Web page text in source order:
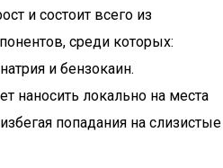
и состоит всего из
среди которых:
и бензокаин.
наносить локально на места
попадания на слизистые